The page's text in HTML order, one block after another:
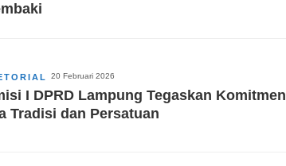
20 Februari 2026
I DPRD Lampung Tegaskan Komitmen
Tradisi dan Persatuan